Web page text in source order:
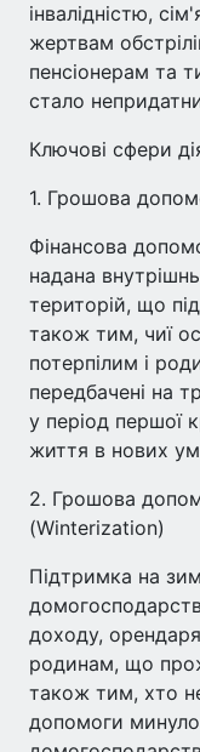
інвалідністю,
жертвам
пенсіонерам та
стало
Ключові сфери
1. Грошова
Фінансова
надана
територій, що
також тим, чиї
потерпілим і
передбачені на
у період першої
життя в нових
2. Грошова
(Winterization)
Підтримка на
доходу,
родинам, що
також тим, хто
допомоги